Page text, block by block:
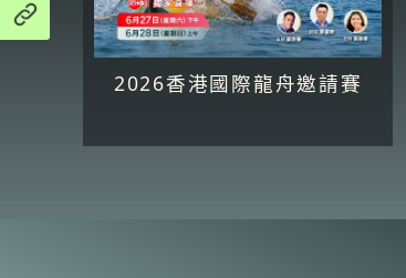
2026香港國際龍舟邀請賽